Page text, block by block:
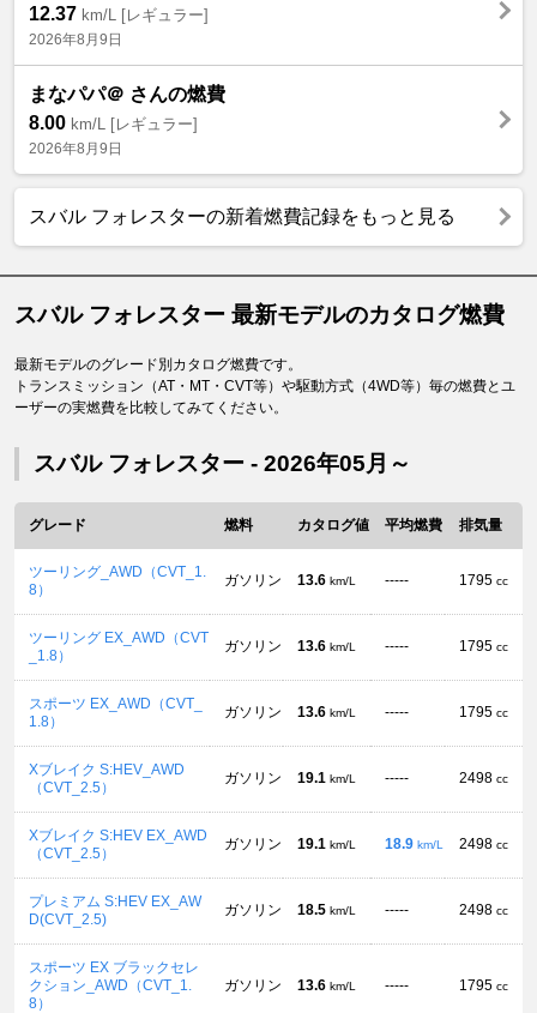
12.37 km/L [レギュラー]
2026年8月9日
まなパパ＠ さんの燃費
8.00 km/L [レギュラー]
2026年8月9日
スバル フォレスターの新着燃費記録をもっと見る
スバル フォレスター 最新モデルのカタログ燃費
最新モデルのグレード別カタログ燃費です。
トランスミッション（AT・MT・CVT等）や駆動方式（4WD等）毎の燃費とユ
ーザーの実燃費を比較してみてください。
スバル フォレスター - 2026年05月～
グレード 燃料 カタログ値 平均燃費 排気量
ツーリング_AWD（CVT_1.
8）
ガソリン 13.6 km/L ----- 1795 cc
ツーリング EX_AWD（CVT
_1.8）
ガソリン 13.6 km/L ----- 1795 cc
スポーツ EX_AWD（CVT_
1.8）
ガソリン 13.6 km/L ----- 1795 cc
Xブレイク S:HEV_AWD
（CVT_2.5）
ガソリン 19.1 km/L ----- 2498 cc
Xブレイク S:HEV EX_AWD
（CVT_2.5）
ガソリン 19.1 km/L 18.9 km/L 2498 cc
プレミアム S:HEV EX_AW
D(CVT_2.5)
ガソリン 18.5 km/L ----- 2498 cc
スポーツ EX ブラックセレ
クション_AWD（CVT_1.
8）
ガソリン 13.6 km/L ----- 1795 cc